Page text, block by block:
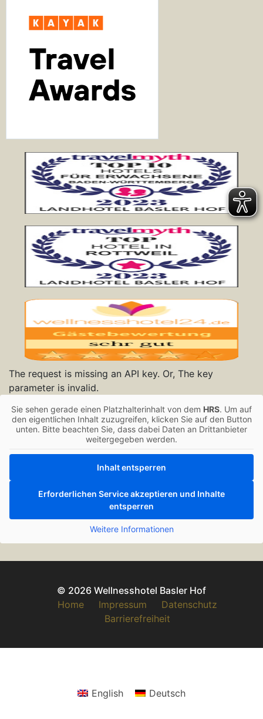
The request is missing an API key. Or, The key
parameter is invalid.
Sie sehen gerade einen Platzhalterinhalt von dem HRS. Um auf
den eigentlichen Inhalt zuzugreifen, klicken Sie auf den Button
unten. Bitte beachten Sie, dass dabei Daten an Drittanbieter
weitergegeben werden.
Inhalt entsperren
Erforderlichen Service akzeptieren und Inhalte
entsperren
Weitere Informationen
© 2026 Wellnesshotel Basler Hof
Home
Impressum
Datenschutz
Barrierefreiheit
English Deutsch